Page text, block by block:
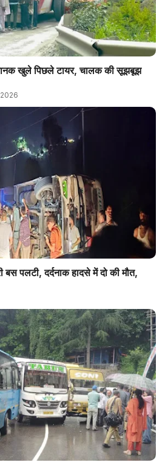
खुले पिछले टायर, चालक की सूझबूझ
पलटी, दर्दनाक हादसे में दो की मौत,